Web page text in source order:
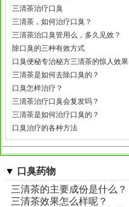
三清茶治疗口臭
三清茶，如何治疗口臭？
三清茶治口臭管用么，多久见效？
除口臭的三种有效方式
口臭便秘专治秘方三清茶的惊人效果
三清茶是如何去除口臭的？
口臭怎样治疗？
三清茶治疗口臭会复发吗？
三清茶是如何治疗口臭的？
口臭治疗的各种方法
▼ 口臭药物
三清茶的主要成份是什么？
三清茶效果怎么样呢？